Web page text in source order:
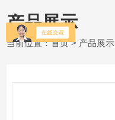
产品展示
当前位置：首页> 产品展示